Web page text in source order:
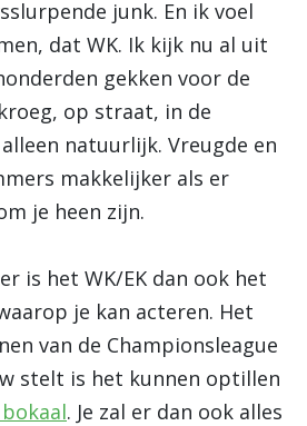
junk. En ik voel
dat WK. Ik kijk nu al uit
gekken voor de
op straat, in de
natuurlijk. Vreugde en
makkelijker als er
je heen zijn.
is het WK/EK dan ook het
je kan acteren. Het
van de Championsleague
stelt is het kunnen optillen
. Je zal er dan ook alles